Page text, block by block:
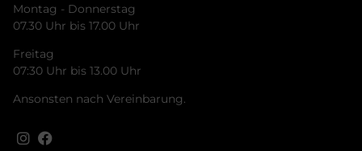
Montag - Donnerstag
07.30 Uhr bis 17.00 Uhr
Freitag
07:30 Uhr bis 13.00 Uhr
Ansonsten nach Vereinbarung.